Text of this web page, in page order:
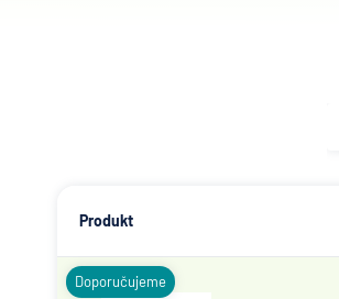
Produkt
Doporučujeme